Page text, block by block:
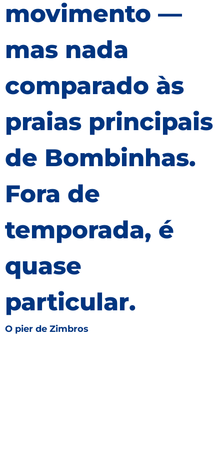
movimento —
mas nada
comparado às
praias principais
de Bombinhas.
Fora de
temporada, é
quase
particular.
O pier de Zimbros